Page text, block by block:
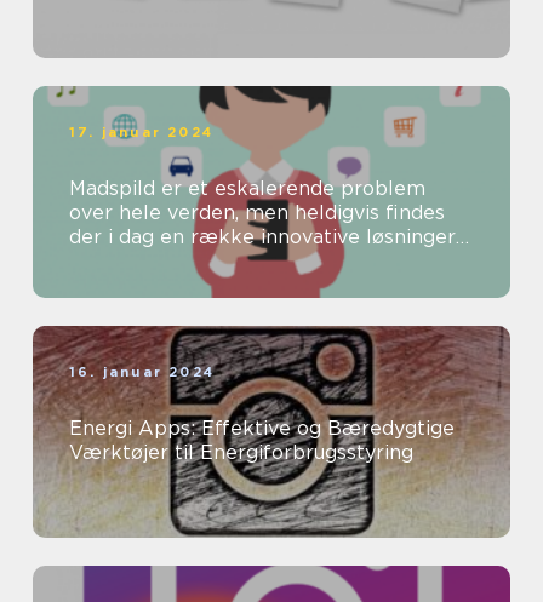
17. januar 2024
Madspild er et eskalerende problem
over hele verden, men heldigvis findes
der i dag en række innovative løsninger
til at bekæmpe dette problem
16. januar 2024
Energi Apps: Effektive og Bæredygtige
Værktøjer til Energiforbrugsstyring